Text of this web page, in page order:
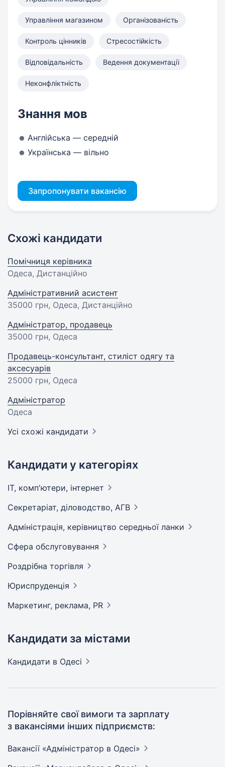
Управління магазином Організованість
Контроль цінників Стресостійкість
Відповідальність Ведення документації
Неконфліктність
Знання мов
Англійська — середній
Українська — вільно
Запропонувати вакансію
Схожі кандидати
Помічниця керівника
Одеса, Дистанційно
Адміністративний асистент
35000 грн, Одеса, Дистанційно
Адміністратор, продавець
35000 грн, Одеса
Продавець-консультант, стиліст одягу та
аксесуарів
25000 грн, Одеса
Адміністратор
Одеса
Усі схожі кандидати
Кандидати у категоріях
IT, комп'ютери, інтернет
Секретаріат, діловодство, АГВ
Адмiнiстрацiя, керівництво середньої ланки
Сфера обслуговування
Роздрібна торгівля
Юриспруденція
Маркетинг, реклама, PR
Кандидати за містами
Кандидати в Одесі
Порівняйте свої вимоги та зарплату
з вакансіями інших підприємств:
Вакансії «Адміністратор в Одесі»